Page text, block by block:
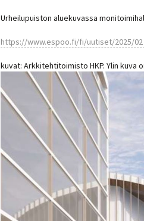
Urheilupuiston aluekuvassa
https://www.espoo.fi/fi/uutiset/2025/02
kuvat: Arkkitehtitoimisto HKP. Ylin kuva